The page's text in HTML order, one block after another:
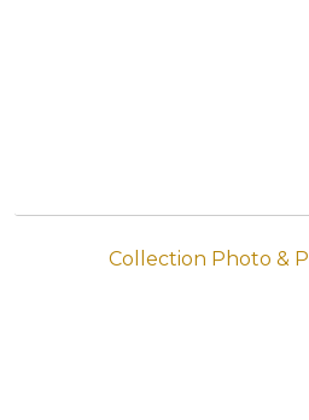
Collection Photo &